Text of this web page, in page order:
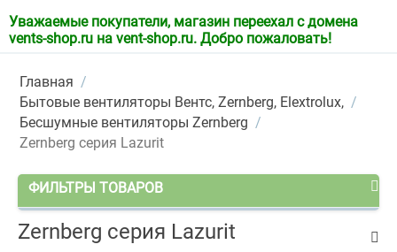
Уважаемые покупатели, магазин переехал с домена
vents-shop.ru на vent-shop.ru. Добро пожаловать!
Главная /
Бытовые вентиляторы Вентс, Zernberg, Elextrolux, /
Бесшумные вентиляторы Zernberg /
Zernberg cерия Lazurit
ФИЛЬТРЫ ТОВАРОВ
Zernberg cерия Lazurit